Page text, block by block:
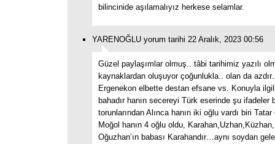
bilincinide aşılamalıyız herkese selamlar.
YARENOĞLU yorum tarihi 22 Aralık, 2023 00:56
Güzel paylaşımlar olmuş.. tâbi tarihimiz yazılı
kaynaklardan oluşuyor çoğunlukla.. olan da
Ergenekon elbette destan efsane vs. Konuyla
bahadır hanın secereyi Türk eserinde şu ifadeler
torunlarından Alınca hanın iki oğlu vardı biri
Moğol hanın 4 oğlu oldu,
Oğuzhan’ın babası Karahandır…aynı soydan